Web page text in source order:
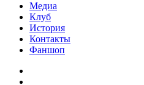
Медиа
Клуб
История
Контакты
Фаншоп